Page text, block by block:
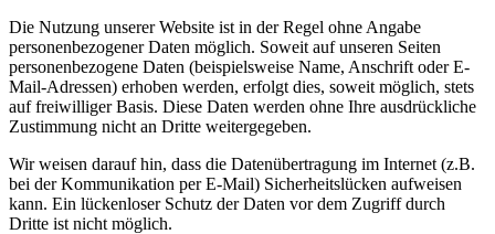
Die Nutzung unserer Website ist in der Regel ohne Angabe
personenbezogener Daten möglich. Soweit auf unseren Seiten
personenbezogene Daten (beispielsweise Name, Anschrift oder E-
Mail-Adressen) erhoben werden, erfolgt dies, soweit möglich, stets
auf freiwilliger Basis. Diese Daten werden ohne Ihre ausdrückliche
Zustimmung nicht an Dritte weitergegeben.
Wir weisen darauf hin, dass die Datenübertragung im Internet (z.B.
bei der Kommunikation per E-Mail) Sicherheitslücken aufweisen
kann. Ein lückenloser Schutz der Daten vor dem Zugriff durch
Dritte ist nicht möglich.